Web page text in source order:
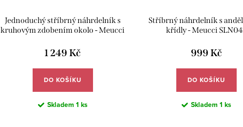
Jednoduchý stříbrný náhrdelník s
kruhovým zdobením okolo - Meucci
1 249 Kč
DO KOŠÍKU
Skladem 1 ks
Stříbrný náhrdelník s
křídly - Meucci
999 Kč
DO KOŠÍKU
Skladem 1 ks